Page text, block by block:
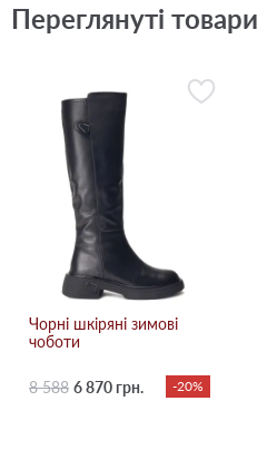
Переглянуті товари
Чорні шкіряні зимові
чоботи
8 588 6 870 грн. -20%